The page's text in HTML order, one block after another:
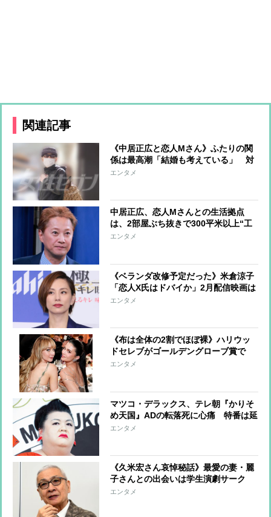
関連記事
《中居正広と恋人Mさん》ふたりの関
係は最高潮「結婚も考えている」 対
照的に余裕ゼロのフジテレビは過剰な
エンタメ
中居正広、恋人Mさんとの生活拠点
は、2部屋ぶち抜きで300平米以上“工
事含め10億円以上”の高級マンショ
エンタメ
《ベランダ改修予定だった》米倉涼子
「恋人X氏はドバイか」2月配信映画は
着々と進行も、愛犬とともに帰国を待
エンタメ
《布は全体の2割でほぼ裸》ハリウッ
ドセレブがゴールデングローブ賞で
「ネイキッドドレス」の“競演”もはや
エンタメ
マツコ・デラックス、テレ朝『かりそ
め天国』ADの転落死に心痛 特番は延
期となり2か月近く放送なし、打ち切
エンタメ
《久米宏さん哀悼秘話》最愛の妻・麗
子さんとの出会いは学生演劇サーク
ル 服装も食事も“麗子さんまかせ”
エンタメ